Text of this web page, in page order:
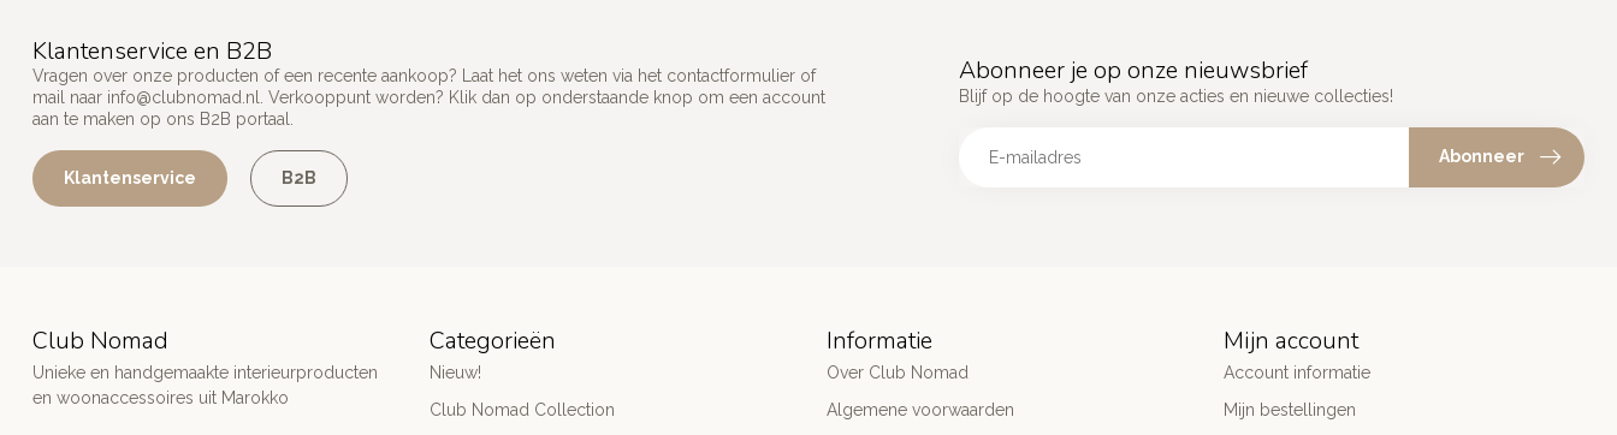
Klantenservice en B2B
Vragen over onze producten of een recente aankoop? Laat het ons weten via het contactformulier of
mail naar info@clubnomad.nl
. Verkooppunt worden? Klik dan op onderstaande knop om een account
aan te maken op ons B2B portaal.
Klantenservice B2B
Abonneer je op onze nieuwsbrief
Blijf op de hoogte van onze acties en nieuwe collecties!
Abonneer
Club Nomad
Unieke en handgemaakte interieurproducten
en woonaccessoires uit Marokko
Categorieën
Nieuw!
Club Nomad Collection
Informatie
Over Club Nomad
Algemene voorwaarden
Mijn account
Account informatie
Mijn bestellingen